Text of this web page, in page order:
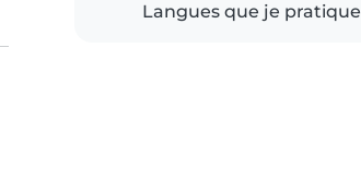
Langues que je pratique